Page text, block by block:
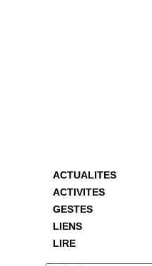
ACTUALITES
ACTIVITES
GESTES
LIENS
LIRE